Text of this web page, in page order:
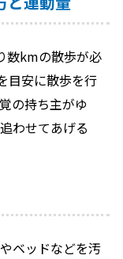
数kmの散歩が必
目安に散歩を行
の持ち主がゆ
わせてあげる
ベッドなどを汚